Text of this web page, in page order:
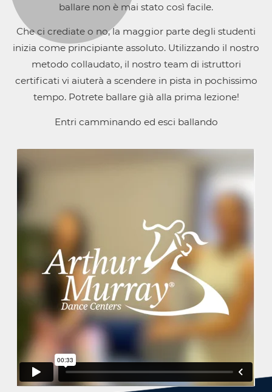
ballare non è mai stato così facile.
Che ci crediate o no, la maggior parte degli studenti
inizia come principiante assoluto. Utilizzando il nostro
metodo collaudato, il nostro team di istruttori
certificati vi aiuterà a scendere in pista in pochissimo
tempo. Potrete ballare già alla prima lezione!
Entri camminando ed esci ballando